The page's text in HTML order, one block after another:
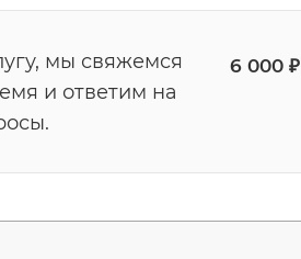
мы свяжемся
и ответим на
6 000 ₽